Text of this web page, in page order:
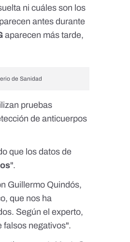
ni cuáles son los
antes durante
aparecen más tarde,
de Sanidad
pruebas
de anticuerpos
que los datos de
".
Guillermo Quindós,
que nos ha
Según el experto,
falsos negativos".